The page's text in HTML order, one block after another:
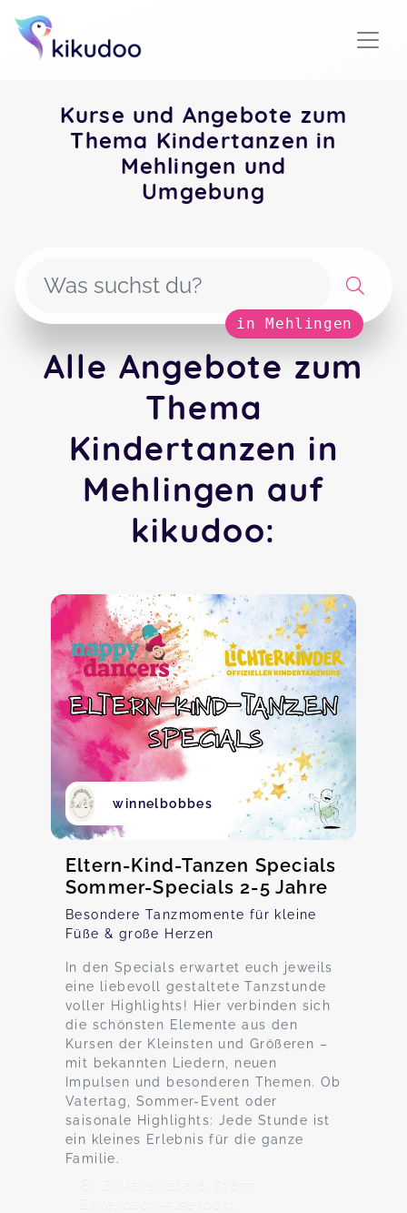
Kurse und Angebote zum
Thema Kindertanzen in
Mehlingen und
Umgebung
in Mehlingen
Alle Angebote zum
Thema
Kindertanzen in
Mehlingen auf
kikudoo:
winnelbobbes
Eltern-Kind-Tanzen Specials
Sommer-Specials 2-5 Jahre
Besondere Tanzmomente für kleine
Füße & große Herzen
In den Specials erwartet euch jeweils
eine liebevoll gestaltete Tanzstunde
voller Highlights! Hier verbinden sich
die schönsten Elemente aus den
Kursen der Kleinsten und Größeren –
mit bekannten Liedern, neuen
Impulsen und besonderen Themen. Ob
Vatertag, Sommer-Event oder
saisonale Highlights: Jede Stunde ist
ein kleines Erlebnis für die ganze
Familie.
Birkenstraße 6, 67677
Enkenbach-Alsenborn